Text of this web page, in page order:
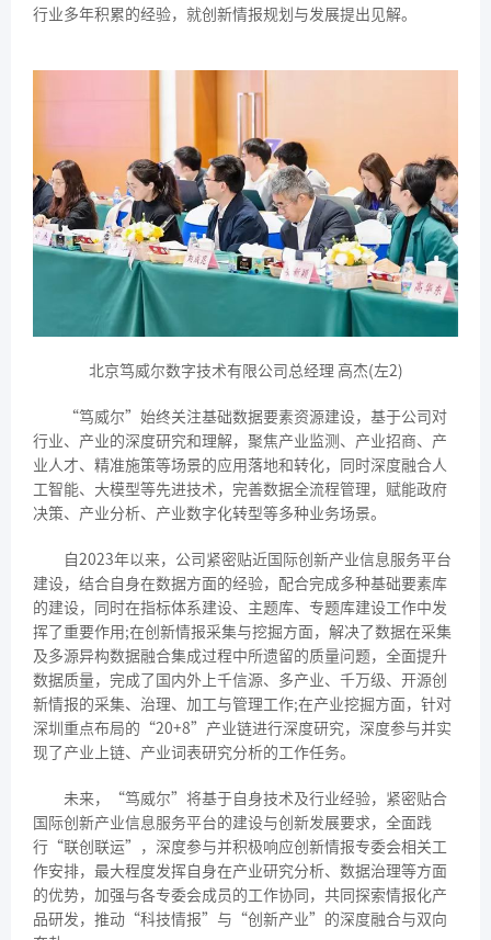
行业多年积累的经验，就创新情报规划与发展提出见解。
北京笃威尔数字技术有限公司总经理 高杰(左2)
“笃威尔”始终关注基础数据要素资源建设，基于公司对
行业、产业的深度研究和理解，聚焦产业监测、产业招商、产
业人才、精准施策等场景的应用落地和转化，同时深度融合人
工智能、大模型等先进技术，完善数据全流程管理，赋能政府
决策、产业分析、产业数字化转型等多种业务场景。
自2023年以来，公司紧密贴近国际创新产业信息服务平台
建设，结合自身在数据方面的经验，配合完成多种基础要素库
的建设，同时在指标体系建设、主题库、专题库建设工作中发
挥了重要作用;在创新情报采集与挖掘方面，解决了数据在采集
及多源异构数据融合集成过程中所遗留的质量问题，全面提升
数据质量，完成了国内外上千信源、多产业、千万级、开源创
新情报的采集、治理、加工与管理工作;在产业挖掘方面，针对
深圳重点布局的“20+8”产业链进行深度研究，深度参与并实
现了产业上链、产业词表研究分析的工作任务。
未来，“笃威尔”将基于自身技术及行业经验，紧密贴合
国际创新产业信息服务平台的建设与创新发展要求，全面践
行“联创联运”，深度参与并积极响应创新情报专委会相关工
作安排，最大程度发挥自身在产业研究分析、数据治理等方面
的优势，加强与各专委会成员的工作协同，共同探索情报化产
品研发，推动“科技情报”与“创新产业”的深度融合与双向